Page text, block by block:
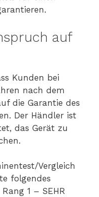
auf
Kunden bei
nach dem
die Garantie des
Der Händler ist
das Gerät zu
Vergleich
folgendes
1 – SEHR